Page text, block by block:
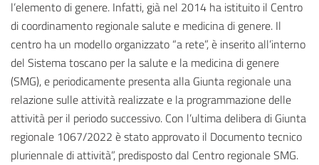
l’elemento di genere. Infatti, già nel 2014 ha istituito il Centro
di coordinamento regionale salute e medicina di genere. Il
centro ha un modello organizzato “a rete”, è inserito all’interno
del Sistema toscano per la salute e la medicina di genere
(SMG), e periodicamente presenta alla Giunta regionale una
relazione sulle attività realizzate e la programmazione delle
attività per il periodo successivo. Con l’ultima delibera di Giunta
regionale 1067/2022 è stato approvato il Documento tecnico
pluriennale di attività”, predisposto dal Centro regionale SMG.